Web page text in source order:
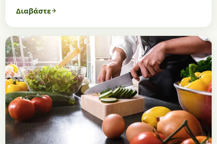
Διαβάστε